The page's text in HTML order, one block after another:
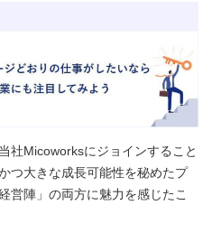
社Micoworksにジョインすること
つ大きな成長可能性を秘めたプ
営陣」の両方に魅力を感じたこ